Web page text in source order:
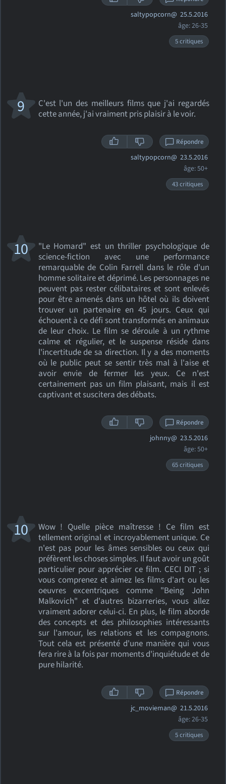
saltypopcorn@ 25.5.2016
âge: 26-35
5 critiques
C'est l'un des meilleurs films que j'ai regardés
cette année, j'ai vraiment pris plaisir à le voir.
9
Répondre
saltypopcorn@ 23.5.2016
âge: 50+
43 critiques
"Le Homard" est un thriller psychologique de
science-fiction avec une performance
remarquable de Colin Farrell dans le rôle d'un
homme solitaire et déprimé. Les personnages ne
peuvent pas rester célibataires et sont enlevés
pour être amenés dans un hôtel où ils doivent
trouver un partenaire en 45 jours. Ceux qui
échouent à ce défi sont transformés en animaux
de leur choix. Le film se déroule à un rythme
calme et régulier, et le suspense réside dans
l'incertitude de sa direction. Il y a des moments
où le public peut se sentir très mal à l'aise et
avoir envie de fermer les yeux. Ce n'est
certainement pas un film plaisant, mais il est
captivant et suscitera des débats.
10
Répondre
johnny@ 23.5.2016
âge: 50+
65 critiques
Wow ! Quelle pièce maîtresse ! Ce film est
tellement original et incroyablement unique. Ce
n'est pas pour les âmes sensibles ou ceux qui
préfèrent les choses simples. Il faut avoir un goût
particulier pour apprécier ce film. CECI DIT ; si
vous comprenez et aimez les films d'art ou les
oeuvres excentriques comme "Being John
Malkovich" et d'autres bizarreries, vous allez
vraiment adorer celui-ci. En plus, le film aborde
des concepts et des philosophies intéressants
sur l'amour, les relations et les compagnons.
Tout cela est présenté d'une manière qui vous
fera rire à la fois par moments d'inquiétude et de
pure hilarité.
10
Répondre
jc_movieman@ 21.5.2016
âge: 26-35
5 critiques